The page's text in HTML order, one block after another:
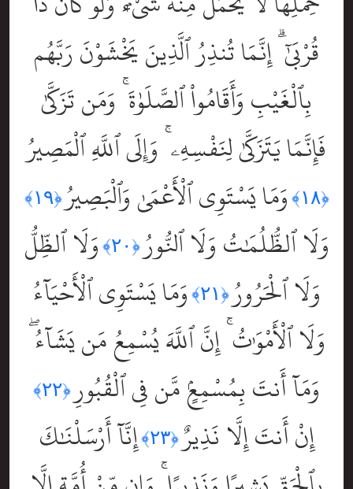
قُرْبَىٰٓ ۗ إِنَّمَا تُنذِرُ ٱلَّذِينَ يَخْشَوْنَ رَبَّهُم
بِٱلْغَيْبِ وَأَقَامُواْ ٱلصَّلَوٰةَ ۚ وَمَن تَزَكَّىٰ
فَإِنَّمَا يَتَزَكَّىٰ لِنَفْسِهِۦ ۚ وَإِلَى ٱللَّهِ ٱلْمَصِيرُ
﴿١٨﴾ وَمَا يَسْتَوِى ٱلْأَعْمَىٰ وَٱلْبَصِيرُ﴿١٩﴾
وَلَا ٱلظُّلُمَٰتُ وَلَا ٱلنُّورُ﴿٢٠﴾
وَلَا ٱلظِّلُّ
وَلَا ٱلْحَرُورُ﴿٢١﴾
وَمَا يَسْتَوِى ٱلْأَحْيَآءُ
وَلَا ٱلْأَمْوَٰتُ ۚ إِنَّ ٱللَّهَ يُسْمِعُ مَن يَشَآءُ ۖ
وَمَآ أَنتَ بِمُسْمِعٍۢ مَّن فِى ٱلْقُبُورِ﴿٢٢﴾
إِنْ أَنتَ إِلَّا نَذِيرٌ﴿٢٣﴾
إِنَّآ أَرْسَلْنَٰكَ